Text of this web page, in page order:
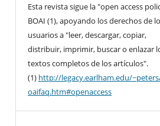
Esta revista sigue la "open access
BOAI (1), apoyando los derechos de
usuarios a "leer, descargar, copiar,
distribuir, imprimir, buscar o enlazar
textos completos de los artículos".
(1) http://legacy.earlham.edu/
oaifaq.htm#openaccess